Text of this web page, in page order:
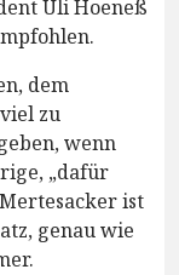
Uli Hoeneß
dem
zu
wenn
„dafür
ist
genau wie